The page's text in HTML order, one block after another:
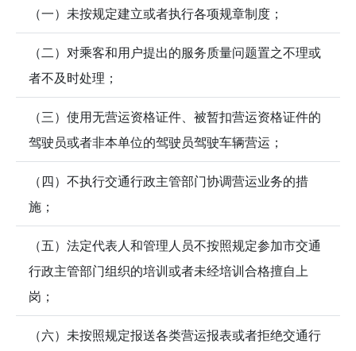
（一）未按规定建立或者执行各项规章制度；
（二）对乘客和用户提出的服务质量问题置之不理或
者不及时处理；
（三）使用无营运资格证件、被暂扣营运资格证件的
驾驶员或者非本单位的驾驶员驾驶车辆营运；
（四）不执行交通行政主管部门协调营运业务的措
施；
（五）法定代表人和管理人员不按照规定参加市交通
行政主管部门组织的培训或者未经培训合格擅自上
岗；
（六）未按照规定报送各类营运报表或者拒绝交通行